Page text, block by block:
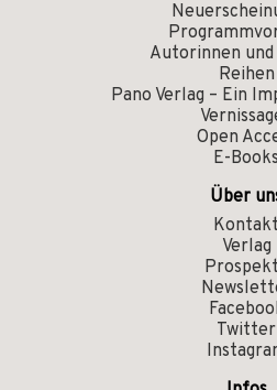
Autorinnen
Reihen
Pano Verlag – Ein
Open
E-Books
Über
Kontakt
Verlag
Twitter